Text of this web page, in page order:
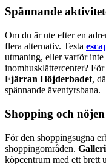
Spännande
Om du är ute efter en
flera alternativ. Testa
utmaning, eller varför inte
inomhusklättercenter? För
Fjärran Höjderbadet,
spännande äventyrsbana.
Shopping och nöjen
För den shoppingsugna
shoppingområden.
köpcentrum med ett brett